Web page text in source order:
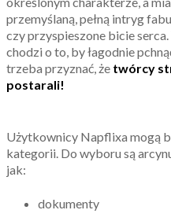
przemyślaną, pełną intryg
czy przyspieszone bicie
chodzi o to, by łagodnie
trzeba przyznać, że twórcy
postarali!
Użytkownicy Napflixa mogą
kategorii. Do wyboru są
jak:
dokumenty